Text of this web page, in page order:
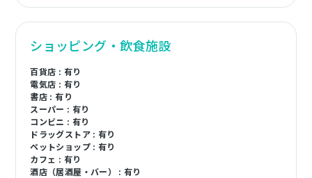
ショッピング・飲食施設
百貨店 : 有り
電気店 : 有り
書店 : 有り
スーパー : 有り
コンビニ : 有り
ドラッグストア : 有り
ペットショップ : 有り
カフェ : 有り
酒店（居酒屋・バー） : 有り